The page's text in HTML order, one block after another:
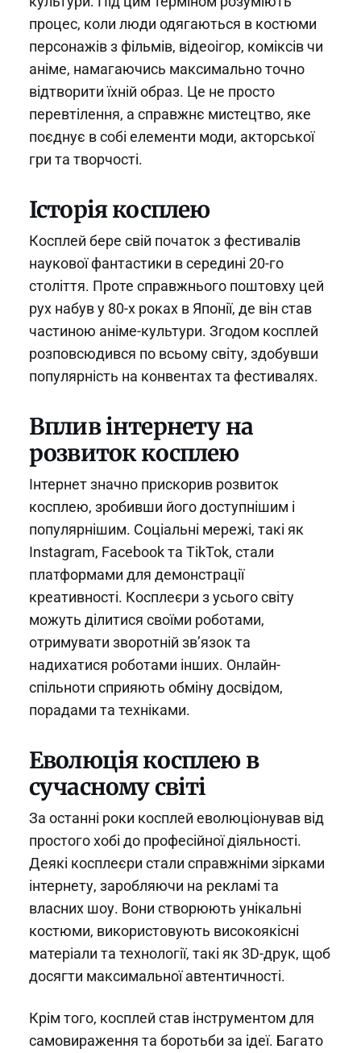
процес, коли люди одягаються в костюми
персонажів з фільмів, відеоігор, коміксів чи
аніме, намагаючись максимально точно
відтворити їхній образ. Це не просто
перевтілення, а справжнє мистецтво, яке
поєднує в собі елементи моди, акторської
гри та творчості.
Історія косплею
Косплей бере свій початок з фестивалів
наукової фантастики в середині 20-го
століття. Проте справжнього поштовху цей
рух набув у 80-х роках в Японії, де він став
частиною аніме-культури. Згодом косплей
розповсюдився по всьому світу, здобувши
популярність на конвентах та фестивалях.
Вплив інтернету на
розвиток косплею
Інтернет значно прискорив розвиток
косплею, зробивши його доступнішим і
популярнішим. Соціальні мережі, такі як
Instagram, Facebook та TikTok, стали
платформами для демонстрації
креативності. Косплеєри з усього світу
можуть ділитися своїми роботами,
отримувати зворотній зв’язок та
надихатися роботами інших. Онлайн-
спільноти сприяють обміну досвідом,
порадами та техніками.
Еволюція косплею в
сучасному світі
За останні роки косплей еволюціонував від
простого хобі до професійної діяльності.
Деякі косплеєри стали справжніми зірками
інтернету, заробляючи на рекламі та
власних шоу. Вони створюють унікальні
костюми, використовують високоякісні
матеріали та технології, такі як 3D-друк, щоб
досягти максимальної автентичності.
Крім того, косплей став інструментом для
самовираження та боротьби за ідеї. Багато